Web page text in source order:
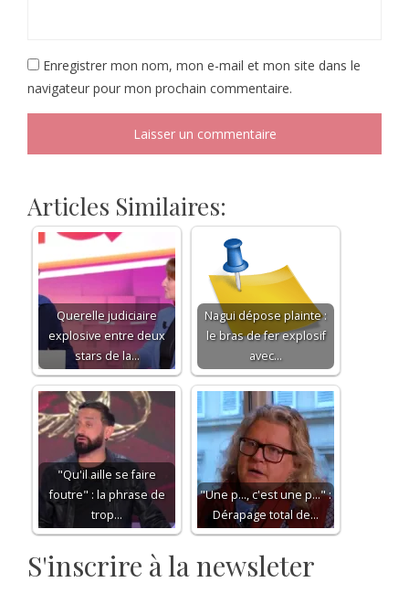
Enregistrer mon nom, mon e-mail et mon site dans le
navigateur pour mon prochain commentaire.
Articles Similaires:
Querelle judiciaire
explosive entre deux
stars de la…
Nagui dépose plainte :
le bras de fer explosif
avec…
"Qu'il aille se faire
foutre" : la phrase de
trop…
"Une p..., c'est une p..." :
Dérapage total de…
S'inscrire à la newsleter